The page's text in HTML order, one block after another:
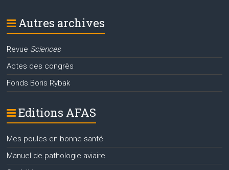
Autres archives
Revue Sciences
Actes des congrès
Fonds Boris Rybak
Editions AFAS
Mes poules en bonne santé
Manuel de pathologie aviaire